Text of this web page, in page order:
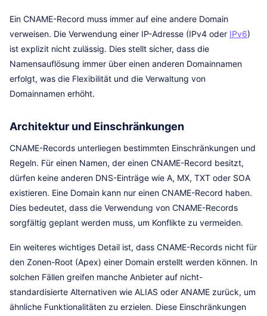
Ein CNAME-Record muss immer auf eine andere Domain
verweisen. Die Verwendung einer IP-Adresse (IPv4 oder IPv6)
ist explizit nicht zulässig. Dies stellt sicher, dass die
Namensauflösung immer über einen anderen Domainnamen
erfolgt, was die Flexibilität und die Verwaltung von
Domainnamen erhöht.
Architektur und Einschränkungen
CNAME-Records unterliegen bestimmten Einschränkungen und
Regeln. Für einen Namen, der einen CNAME-Record besitzt,
dürfen keine anderen DNS-Einträge wie A, MX, TXT oder SOA
existieren. Eine Domain kann nur einen CNAME-Record haben.
Dies bedeutet, dass die Verwendung von CNAME-Records
sorgfältig geplant werden muss, um Konflikte zu vermeiden.
Ein weiteres wichtiges Detail ist, dass CNAME-Records nicht für
den Zonen-Root (Apex) einer Domain erstellt werden können. In
solchen Fällen greifen manche Anbieter auf nicht-
standardisierte Alternativen wie ALIAS oder ANAME zurück, um
ähnliche Funktionalitäten zu erzielen. Diese Einschränkungen